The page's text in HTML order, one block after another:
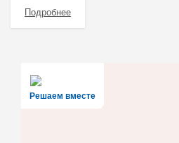
Подробнее
Решаем вместе